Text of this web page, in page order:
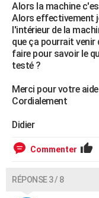
Alors la machine
Alors effectivement
l'intérieur de la
que ça pourrait
faire pour savoir le
testé ?
Merci pour votre aide
Cordialement
Didier
Commenter
RÉPONSE 3 / 8